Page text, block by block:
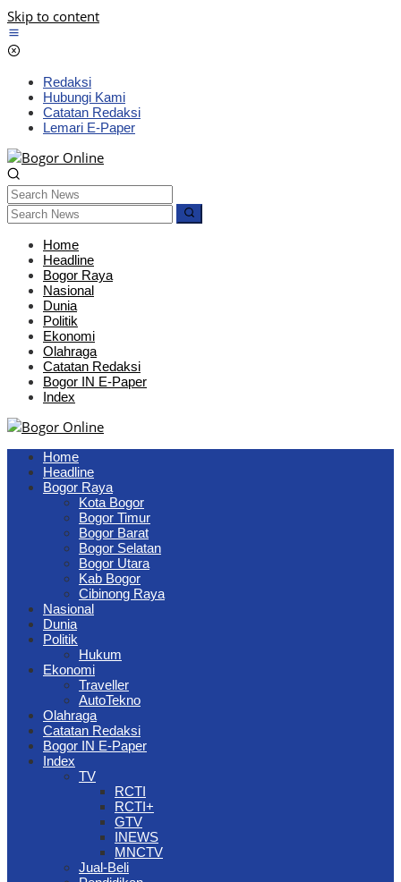
Skip to content
Redaksi
Hubungi Kami
Catatan Redaksi
Lemari E-Paper
Home
Headline
Bogor Raya
Nasional
Dunia
Politik
Ekonomi
Olahraga
Catatan Redaksi
Bogor IN E-Paper
Index
Home
Headline
Bogor Raya
Kota Bogor
Bogor Timur
Bogor Barat
Bogor Selatan
Bogor Utara
Kab Bogor
Cibinong Raya
Nasional
Dunia
Politik
Hukum
Ekonomi
Traveller
AutoTekno
Olahraga
Catatan Redaksi
Bogor IN E-Paper
Index
TV
RCTI
RCTI+
GTV
INEWS
MNCTV
Jual-Beli